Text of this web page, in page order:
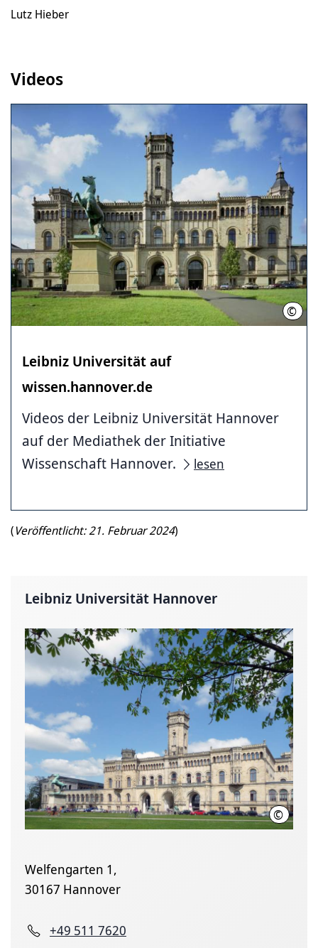
Lutz Hieber
Videos
©
Leibniz Universität auf
wissen.hannover.de
Videos der Leibniz Universität Hannover
auf der Mediathek der Initiative
Wissenschaft Hannover.
lesen
(Veröffentlicht: 21. Februar 2024)
Leibniz Universität Hannover
© Leibniz
Welfengarten 1,
30167 Hannover
+49 511 7620